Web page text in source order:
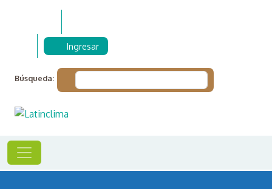
Skip to main content
Ingresar
Búsqueda: